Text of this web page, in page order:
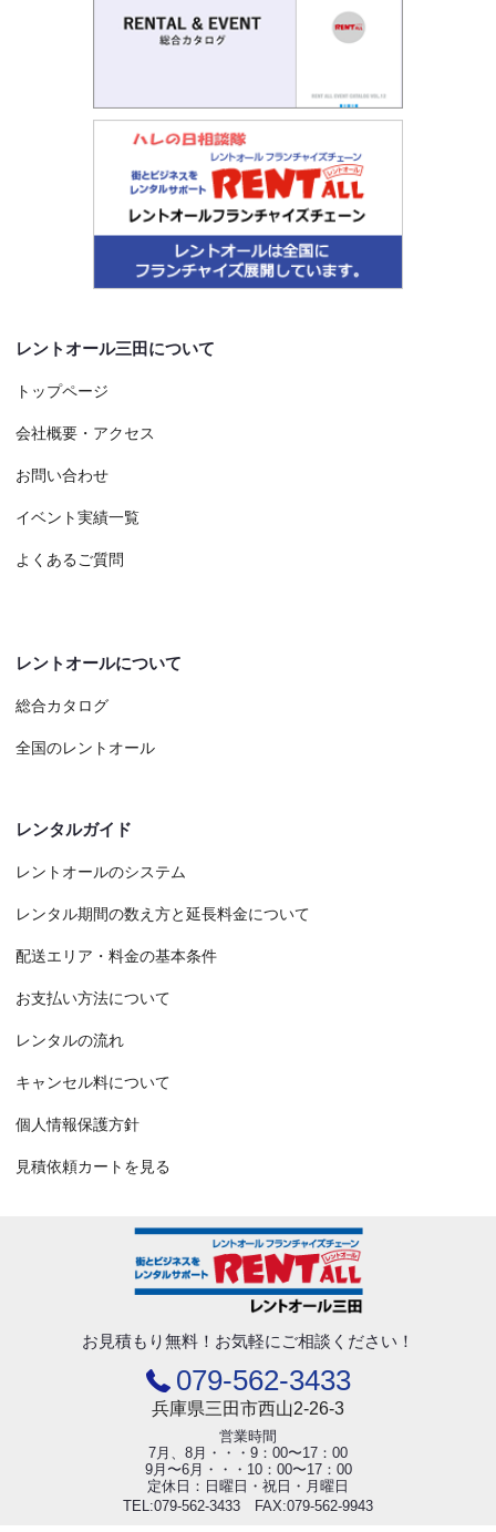
レントオール三田について
トップページ
会社概要・アクセス
お問い合わせ
イベント実績一覧
よくあるご質問
レントオールについて
総合カタログ
全国のレントオール
レンタルガイド
レントオールのシステム
レンタル期間の数え方と延長料金について
配送エリア・料金の基本条件
お支払い方法について
レンタルの流れ
キャンセル料について
個人情報保護方針
見積依頼カートを見る
お見積もり無料！ お気軽にご相談ください！
079-562-3433
兵庫県三田市西山2-26-3
営業時間
7月、8月・・・9：00〜17：00
9月〜6月・・・10：00〜17：00
定休日：日曜日・祝日・月曜日
TEL:079-562-3433 FAX:079-562-9943